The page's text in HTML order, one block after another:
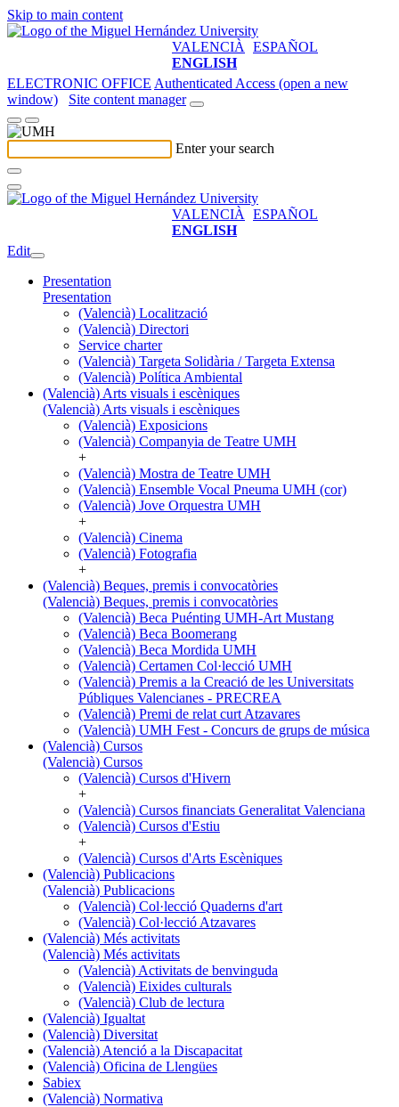
Skip to main content
VALENCIÀ
ESPAÑOL
ENGLISH
ELECTRONIC OFFICE Authenticated Access (open a new
window)
Site content manager
Enter your search
VALENCIÀ
ESPAÑOL
ENGLISH
Edit
Presentation
Presentation
(Valencià) Localització
(Valencià) Directori
Service charter
(Valencià) Targeta Solidària / Targeta Extensa
(Valencià) Política Ambiental
(Valencià) Arts visuals i escèniques
(Valencià) Arts visuals i escèniques
(Valencià) Exposicions
(Valencià) Companyia de Teatre UMH
+
(Valencià) Mostra de Teatre UMH
(Valencià) Ensemble Vocal Pneuma UMH (cor)
(Valencià) Jove Orquestra UMH
+
(Valencià) Cinema
(Valencià) Fotografia
+
(Valencià) Beques, premis i convocatòries
(Valencià) Beques, premis i convocatòries
(Valencià) Beca Puénting UMH-Art Mustang
(Valencià) Beca Boomerang
(Valencià) Beca Mordida UMH
(Valencià) Certamen Col·lecció UMH
(Valencià) Premis a la Creació de les Universitats
Públiques Valencianes - PRECREA
(Valencià) Premi de relat curt Atzavares
(Valencià) UMH Fest - Concurs de grups de música
(Valencià) Cursos
(Valencià) Cursos
(Valencià) Cursos d'Hivern
+
(Valencià) Cursos financiats Generalitat Valenciana
(Valencià) Cursos d'Estiu
+
(Valencià) Cursos d'Arts Escèniques
(Valencià) Publicacions
(Valencià) Publicacions
(Valencià) Col·lecció Quaderns d'art
(Valencià) Col·lecció Atzavares
(Valencià) Més activitats
(Valencià) Més activitats
(Valencià) Activitats de benvinguda
(Valencià) Eixides culturals
(Valencià) Club de lectura
(Valencià) Igualtat
(Valencià) Diversitat
(Valencià) Atenció a la Discapacitat
(Valencià) Oficina de Llengües
Sabiex
(Valencià) Normativa